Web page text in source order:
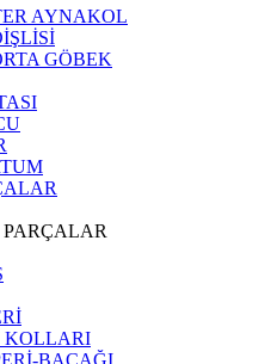
AYNAKOL
GÖBEK
KOLLARI
BACAĞI